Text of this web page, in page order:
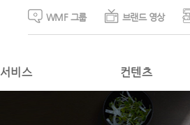
WMF 그룹 브랜드 영상
서비스 컨텐츠